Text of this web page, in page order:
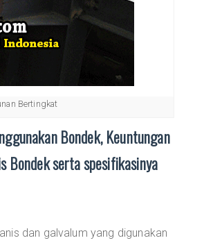
Bertingkat
Bondek, Keuntungan
Bondek serta spesifikasinya
dan galvalum yang digunakan